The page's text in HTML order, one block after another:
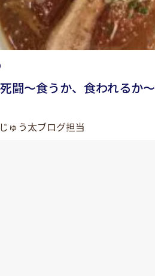
闘～食うか、食われるか～
ゅう太ブログ担当